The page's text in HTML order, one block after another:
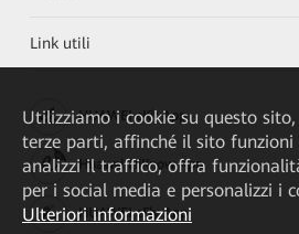
Link utili
HUAWEI eKit App
Huawei HiKnow App
HUAWEI eFly App
Utilizziamo i cookie su questo
terze parti, affinché il sito
analizzi il traffico, offra
per i social media e personalizzi i
Ulteriori informazioni